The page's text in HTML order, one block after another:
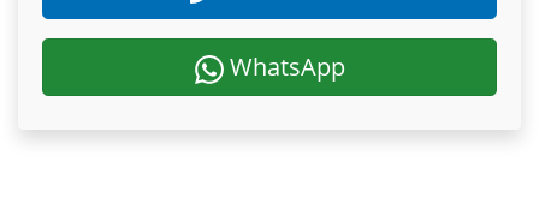
WhatsApp